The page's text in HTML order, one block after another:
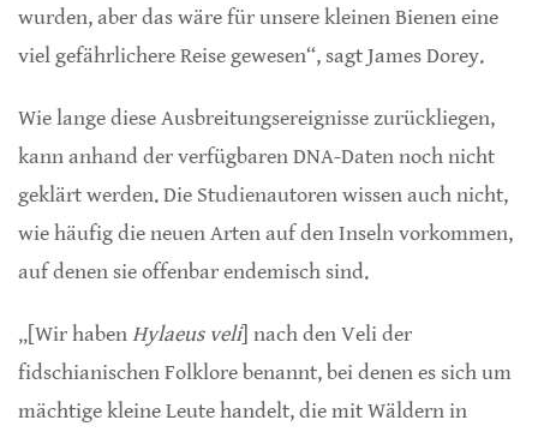
wurden, aber das wäre für unsere kleinen Bienen eine
viel gefährlichere Reise gewesen“, sagt James Dorey.
Wie lange diese Ausbreitungsereignisse zurückliegen,
kann anhand der verfügbaren DNA-Daten noch nicht
geklärt werden. Die Studienautoren wissen auch nicht,
wie häufig die neuen Arten auf den Inseln vorkommen,
auf denen sie offenbar endemisch sind.
„[Wir habenHylaeus veli] nach den Veli der
fidschianischen Folklore benannt, bei denen es sich um
mächtige kleine Leute handelt, die mit Wäldern in